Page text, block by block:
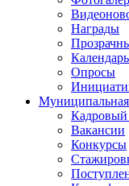
Награды
Опросы
Кадровый
Вакансии
Конкурсы